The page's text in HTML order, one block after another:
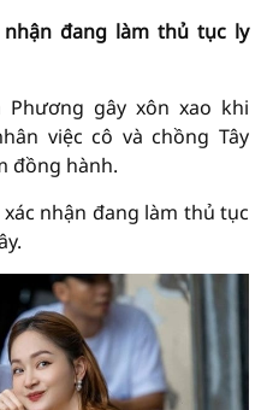
đang làm thủ tục ly
gây xôn xao khi
việc cô và chồng Tây
đồng hành.
nhận đang làm thủ tục